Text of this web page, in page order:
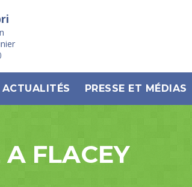
ACTUALITÉS PRESSE ET MÉDIAS
FLACEY